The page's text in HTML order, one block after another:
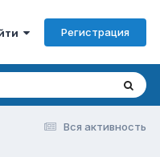
Регистрация
Вся активность